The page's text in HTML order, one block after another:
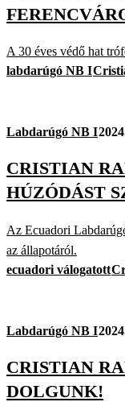
A 30 éves védő hat
labdarúgó NB I
Labdarúgó NB I
CRISTIAN
HÚZÓDÁST
Az Ecuadori
az állapotáról.
ecuadori válogatott
Labdarúgó NB I
CRISTIAN
DOLGUNK!